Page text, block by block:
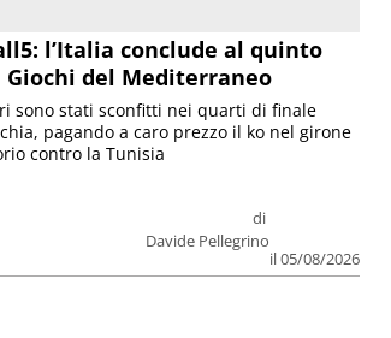
l’Italia conclude al quinto
Giochi del Mediterraneo
di
Davide Pellegrino
il 05/08/2026
sono stati sconfitti nei quarti di finale
pagando a caro prezzo il ko nel girone
contro la Tunisia